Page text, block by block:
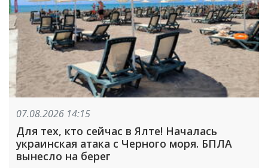
07.08.2026 14:15
Для тех, кто сейчас в Ялте! Началась
украинская атака с Черного моря. БПЛА
вынесло на берег